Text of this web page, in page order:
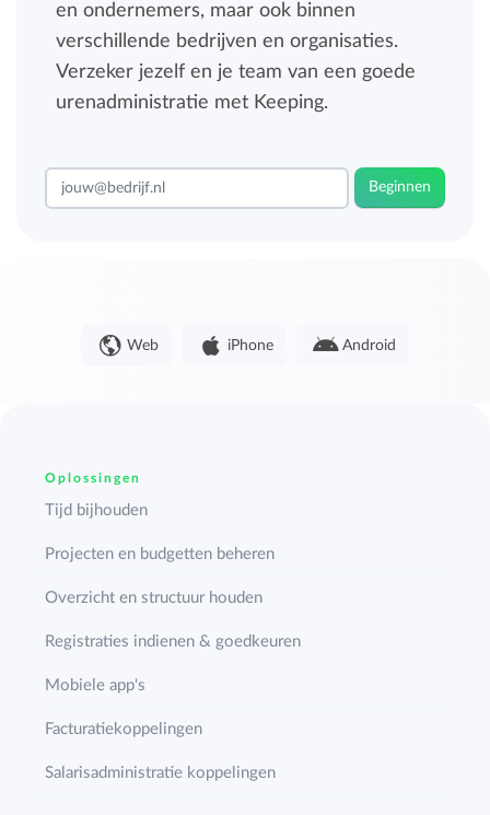
en ondernemers, maar ook binnen
verschillende bedrijven en organisaties.
Verzeker jezelf en je team van een goede
urenadministratie met Keeping.
Beginnen
Web iPhone Android
Oplossingen
Tijd bijhouden
Projecten en budgetten beheren
Overzicht en structuur houden
Registraties indienen & goedkeuren
Mobiele app's
Facturatiekoppelingen
Salarisadministratie koppelingen